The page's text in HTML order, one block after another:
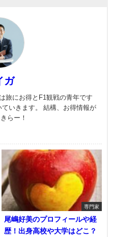
ガ
旅にお得とF1観戦の青年です
いきます。 結構、お得情報が
らー！
専門家
尾嶋好美のプロフィールや経
歴！出身高校や大学はどこ？